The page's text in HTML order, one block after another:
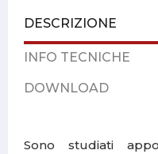
DESCRIZIONE
INFO TECNICHE
DOWNLOAD
Sono studiati